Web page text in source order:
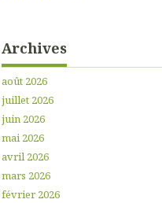
Archives
août 2026
juillet 2026
juin 2026
mai 2026
avril 2026
mars 2026
février 2026